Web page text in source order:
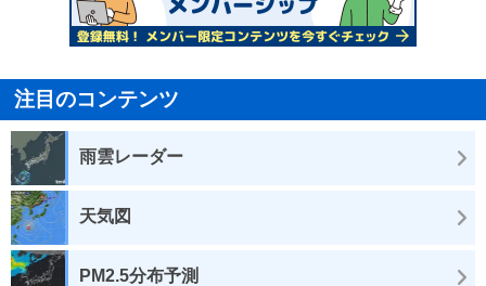
注目のコンテンツ
雨雲レーダー
天気図
PM2.5分布予測